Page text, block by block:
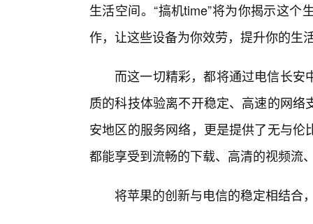
生活空间。“搞机time”将为你揭示这
作，让这些设备为你效劳，提升你的生
而这一切精彩，都将通过电信长
质的科技体验离不开稳定、高速的网
安地区的服务网络，更是提供了无与
都能享受到流畅的下载、高清的视频流
将苹果的创新与电信的稳定相结合